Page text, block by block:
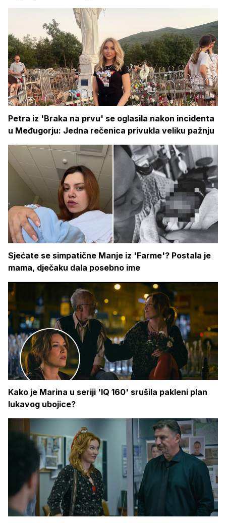
Petra iz 'Braka na prvu' se oglasila nakon incidenta
u Međugorju: Jedna rečenica privukla veliku pažnju
Sjećate se simpatične Manje iz 'Farme'? Postala je
mama, dječaku dala posebno ime
Kako je Marina u seriji 'IQ 160' srušila pakleni plan
lukavog ubojice?